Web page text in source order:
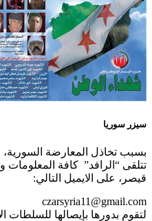
سيزر سوريا
بسبب تخاذل المعارضة السورية،
تتلقى “الرافد” كافة المعلومات
قيصر، على الايميل التالي:
czarsyria11@gmail.com
لتقوم بدورها بإيصالها للسلطات